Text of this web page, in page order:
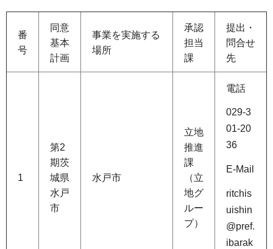
番
号
同意
基本
計画
事業を実施する
場所
承認
担当
課
提出・
問合せ
先
1
第2
期茨
城県
水戸
市
水戸市
立地
推進
課
（立
地グ
ルー
プ）
電話
029-3
01-20
36
E-Mail
ritchis
uishin
@pref.
ibarak